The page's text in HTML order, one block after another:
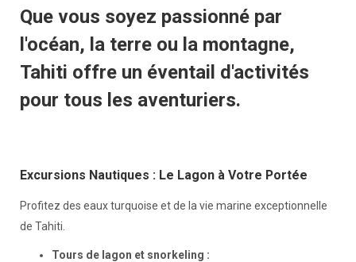
Que vous soyez passionné par
l'océan, la terre ou la montagne,
Tahiti offre un éventail d'activités
pour tous les aventuriers.
Excursions Nautiques : Le Lagon à Votre Portée
Profitez des eaux turquoise et de la vie marine exceptionnelle
de Tahiti.
Tours de lagon et snorkeling :